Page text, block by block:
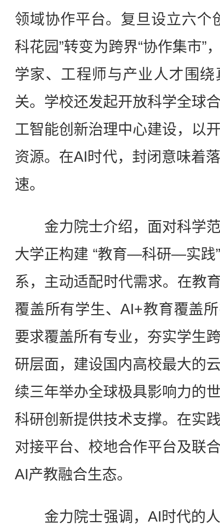
领域协作平台。复旦设立六个
科花园”转变为跨界“协作集市”
学家、工程师与产业人才围
关。学校还发起开放科学全球
工智能创新治理中心建设，以
资源。在AI时代，封闭意味着
速。
金力院士介绍，面对科学范
大学正构建 “教育—科研—实践
系，主动适配时代需求。在教
覆盖所有学生、AI+教育覆盖
要求覆盖所有专业，夯实学生
研层面，建设国内高校最大的
续三年举办全球极具影响力的
科研创新提供技术支撑。在实
对接平台、校地合作平台及联
AI产教融合生态。
金力院士强调，AI时代的人